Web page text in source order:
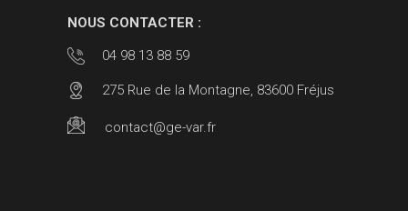
NOUS CONTACTER :
04 98 13 88 59
275 Rue de la Montagne, 83600 Fréjus
contact@ge-var.fr